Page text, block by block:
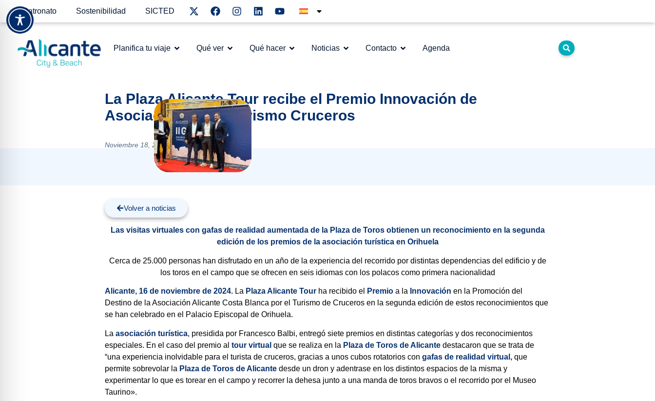
Patronato Sostenibilidad SICTED
Planifica tu viaje Qué ver Qué hacer Noticias Contacto Agenda
La Plaza Alicante Tour recibe el Premio Innovación de
Asociación por el Turismo Cruceros
Noviembre 18, 2024
Volver a noticias
Las visitas virtuales con gafas de realidad aumentada de la Plaza de Toros obtienen un reconocimiento en la segunda
edición de los premios de la asociación turística en Orihuela
Cerca de 25.000 personas han disfrutado en un año de la experiencia del recorrido por distintas dependencias del edificio y de
los toros en el campo que se ofrecen en seis idiomas con los polacos como primera nacionalidad
Alicante, 16 de noviembre de 2024. La Plaza Alicante Tour ha recibido el Premioa la Innovaciónen la Promoción del
Destino de la Asociación Alicante Costa Blanca por el Turismo de Cruceros en la segunda edición de estos reconocimientos que
se han celebrado en el Palacio Episcopal de Orihuela.
Laasociación turística, presidida por Francesco Balbi, entregó siete premios en distintas categorías y dos reconocimientos
especiales. En el caso del premio altour virtual que se realiza en la Plaza de Toros de Alicante destacaron que se trata de
“una experiencia inolvidable para el turista de cruceros, gracias a unos cubos rotatorios congafas de realidad virtual, que
permite sobrevolar la Plaza de Toros de Alicantedesde un dron y adentrase en los distintos espacios de la misma y
experimentar lo que es torear en el campo y recorrer la dehesa junto a una manda de toros bravos o el recorrido por el Museo
Taurino».